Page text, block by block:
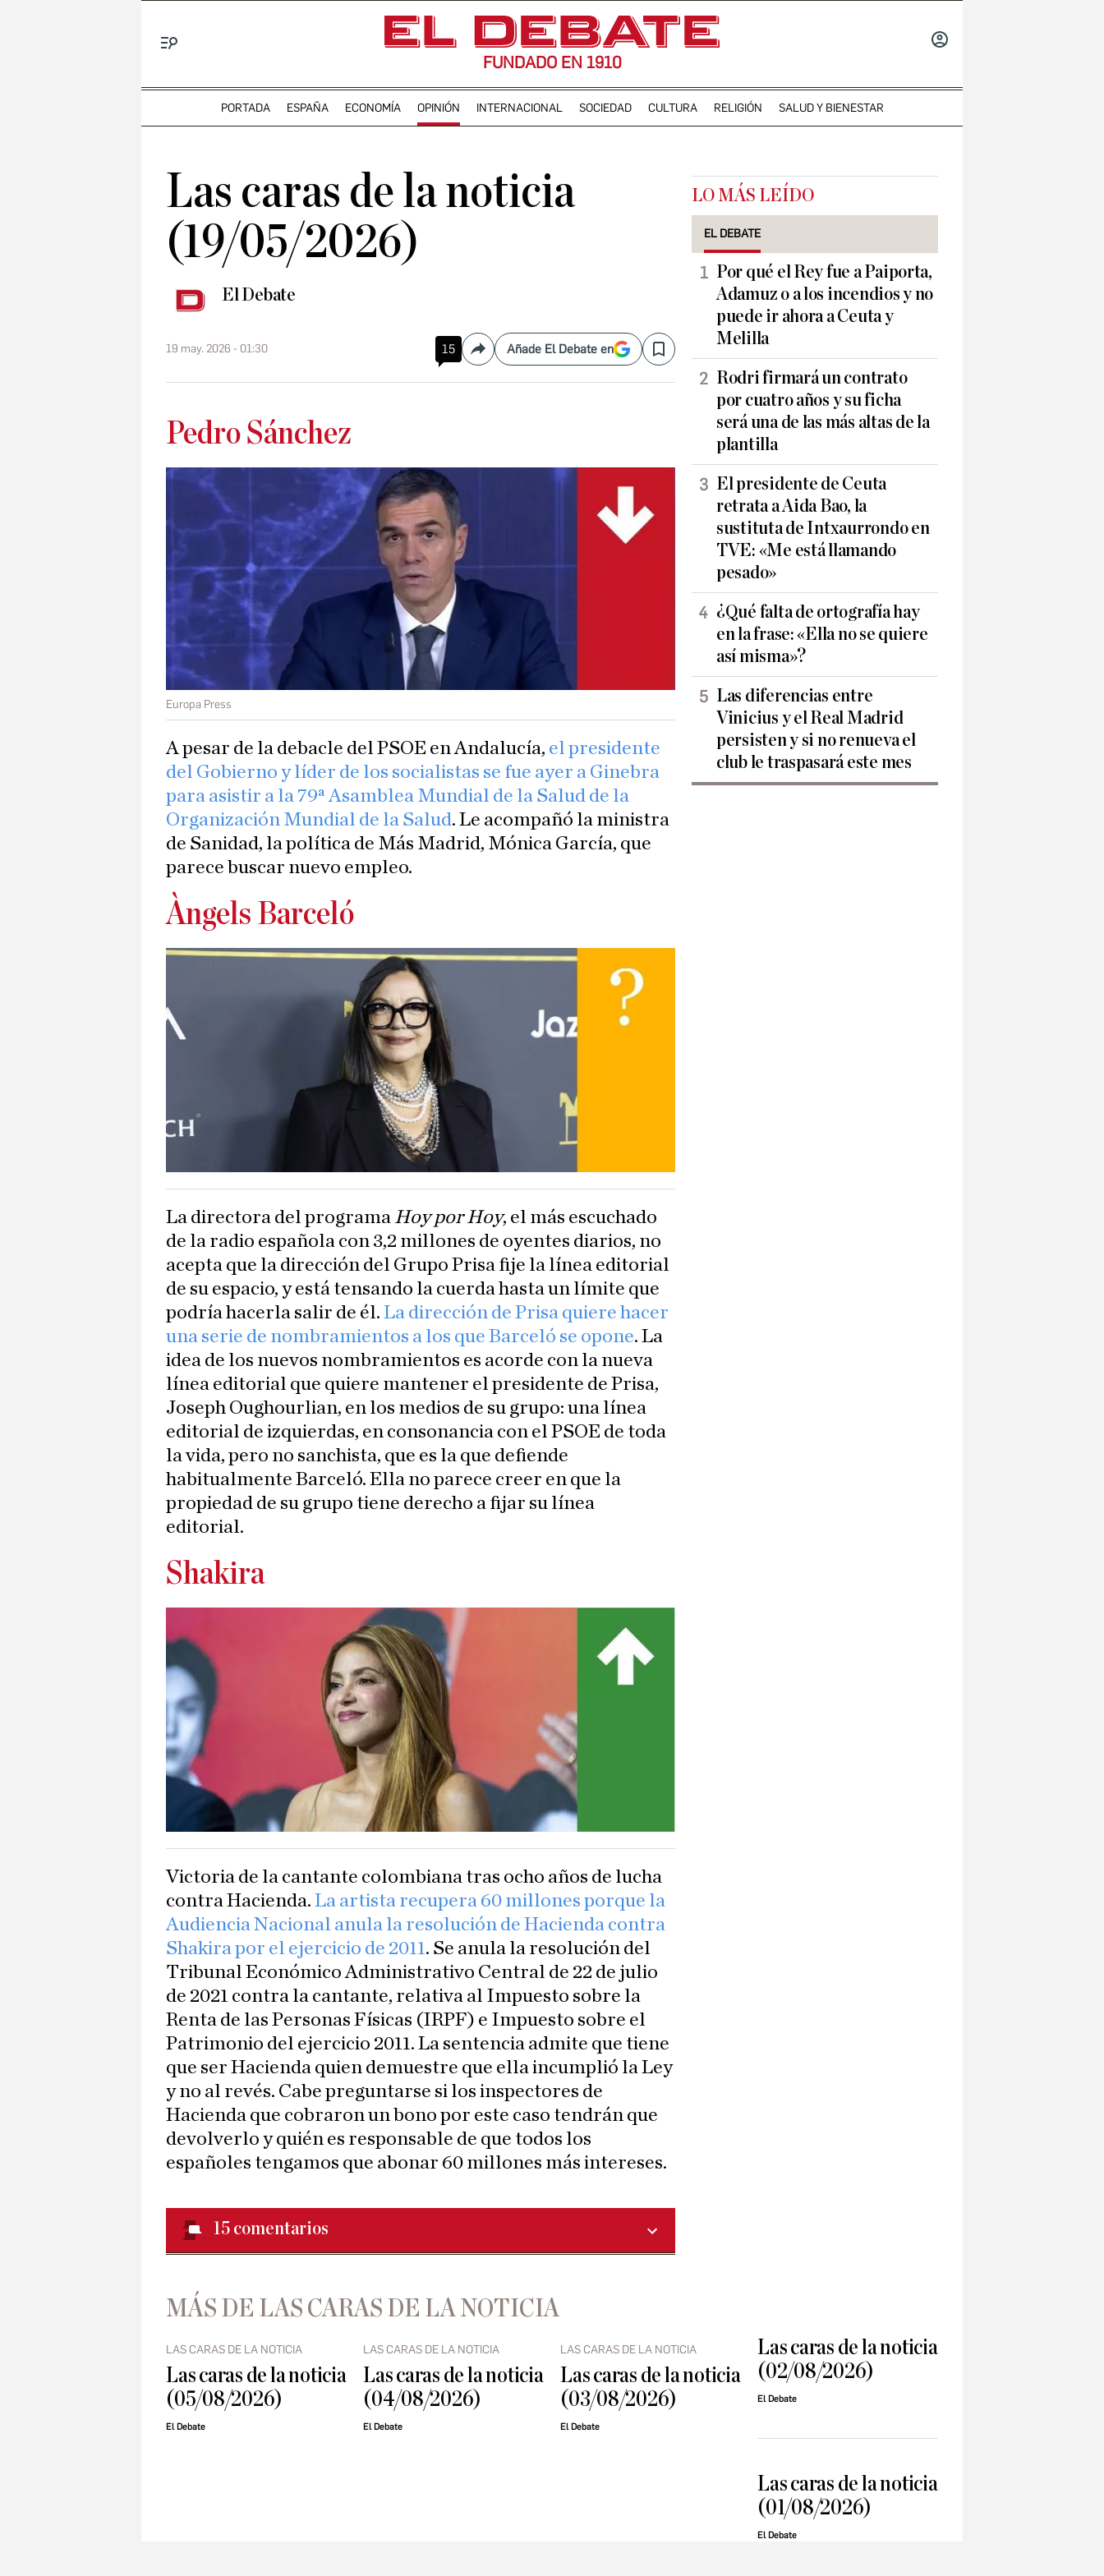
FUNDADO EN 1910
PORTADA ESPAÑA ECONOMÍA OPINIÓN INTERNACIONAL SOCIEDAD CULTURA RELIGIÓN SALUD Y BIENESTAR
Las caras de la noticia
(19/05/2026)
El Debate
19 may. 2026 - 01:30 15 CompartirAñade El Debate en Save
Pedro Sánchez
Europa Press
A pesar de la debacle del PSOE en Andalucía, el presidente
del Gobierno y líder de los socialistas se fue ayer a Ginebra
para asistir a la 79ª Asamblea Mundial de la Salud de la
Organización Mundial de la Salud. Le acompañó la ministra
de Sanidad, la política de Más Madrid, Mónica García, que
parece buscar nuevo empleo.
Àngels Barceló
La directora del programa Hoy por Hoy, el más escuchado
de la radio española con 3,2 millones de oyentes diarios, no
acepta que la dirección del Grupo Prisa fije la línea editorial
de su espacio, y está tensando la cuerda hasta un límite que
podría hacerla salir de él. La dirección de Prisa quiere hacer
una serie de nombramientos a los que Barceló se opone. La
idea de los nuevos nombramientos es acorde con la nueva
línea editorial que quiere mantener el presidente de Prisa,
Joseph Oughourlian, en los medios de su grupo: una línea
editorial de izquierdas, en consonancia con el PSOE de toda
la vida, pero no sanchista, que es la que defiende
habitualmente Barceló. Ella no parece creer en que la
propiedad de su grupo tiene derecho a fijar su línea
editorial.
Shakira
Victoria de la cantante colombiana tras ocho años de lucha
contra Hacienda. La artista recupera 60 millones porque la
Audiencia Nacional anula la resolución de Hacienda contra
Shakira por el ejercicio de 2011. Se anula la resolución del
Tribunal Económico Administrativo Central de 22 de julio
de 2021 contra la cantante, relativa al Impuesto sobre la
Renta de las Personas Físicas (IRPF) e Impuesto sobre el
Patrimonio del ejercicio 2011. La sentencia admite que tiene
que ser Hacienda quien demuestre que ella incumplió la Ley
y no al revés. Cabe preguntarse si los inspectores de
Hacienda que cobraron un bono por este caso tendrán que
devolverlo y quién es responsable de que todos los
españoles tengamos que abonar 60 millones más intereses.
15 comentarios
LO MÁS LEÍDO
EL DEBATE
Por qué el Rey fue a Paiporta,
Adamuz o a los incendios y no
puede ir ahora a Ceuta y
Melilla
Rodri firmará un contrato
por cuatro años y su ficha
será una de las más altas de la
plantilla
El presidente de Ceuta
retrata a Aida Bao, la
sustituta de Intxaurrondo en
TVE: «Me está llamando
pesado»
¿Qué falta de ortografía hay
en la frase: «Ella no se quiere
así misma»?
Las diferencias entre
Vinicius y el Real Madrid
persisten y si no renueva el
club le traspasará este mes
MÁS DE LAS CARAS DE LA NOTICIA
LAS CARAS DE LA NOTICIA
Las caras de la noticia
(05/08/2026)
El Debate
LAS CARAS DE LA NOTICIA
Las caras de la noticia
(04/08/2026)
El Debate
LAS CARAS DE LA NOTICIA
Las caras de la noticia
(03/08/2026)
El Debate
Las caras de la noticia
(02/08/2026)
El Debate
Las caras de la noticia
(01/08/2026)
El Debate